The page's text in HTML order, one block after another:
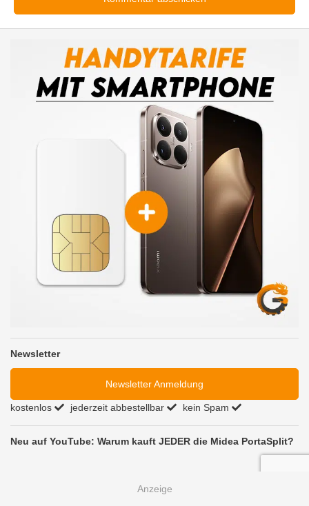
Newsletter
Newsletter Anmeldung
kostenlos jederzeit abbestellbar kein Spam
Neu auf YouTube: Warum kauft JEDER die Midea PortaSplit?